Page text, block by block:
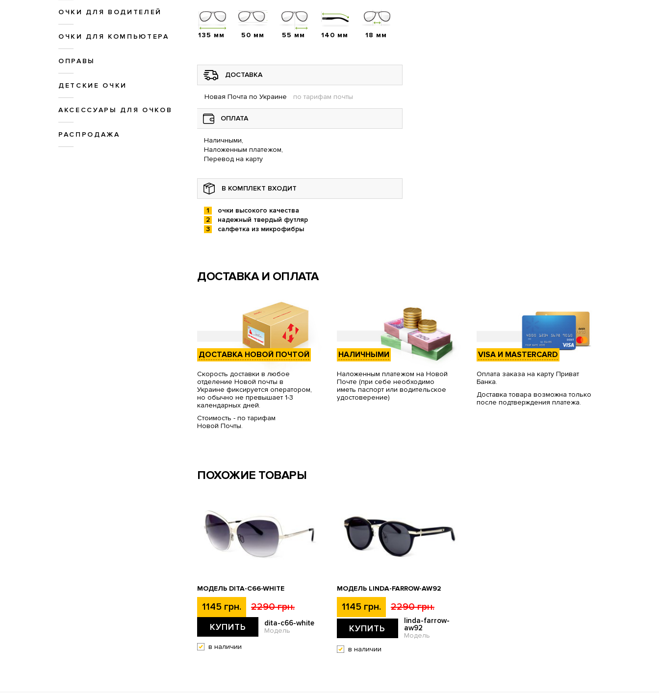
ОЧКИ ДЛЯ ВОДИТЕЛЕЙ
ОЧКИ ДЛЯ КОМПЬЮТЕРА
ОПРАВЫ
ДЕТСКИЕ ОЧКИ
АКСЕССУАРЫ ДЛЯ ОЧКОВ
РАСПРОДАЖА
135 мм 50 мм 55 мм 140 мм 18 мм
ДОСТАВКА
Новая Почта по Украине по тарифам почты
ОПЛАТА
Наличными,
Наложенным платежом,
Перевод на карту
В КОМПЛЕКТ ВХОДИТ
очки высокого качества
надежный твердый футляр
салфетка из микрофибры
ДОСТАВКА И ОПЛАТА
ДОСТАВКА НОВОЙ ПОЧТОЙ
Скорость доставки в любое
отделение Новой почты в
Украине фиксируется оператором,
но обычно не превышает 1-3
календарных дней.
Стоимость - по тарифам
Новой Почты.
НАЛИЧНЫМИ
Наложенным платежом на Новой
Почте (при себе необходимо
иметь паспорт или водительское
удостоверение)
VISA И MASTERCARD
Оплата заказа на карту Приват
Банка.
Доставка товара возможна только
после подтверждения платежа.
ПОХОЖИЕ ТОВАРЫ
МОДЕЛЬ DITA-C66-WHITE
1145 грн. 2290 грн.
КУПИТЬ dita-c66-white
Модель
в наличии
МОДЕЛЬ LINDA-FARROW-AW92
1145 грн. 2290 грн.
КУПИТЬ
linda-farrow-
aw92
Модель
в наличии